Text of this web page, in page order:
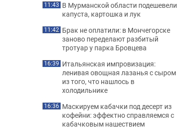
11:43 В Мурманской области подешевели
капуста, картошка и лук
11:42 Брак не оплатили: в Мончегорске
заново переделают разбитый
тротуар у парка Бровцева
16:39 Итальянская импровизация:
ленивая овощная лазанья с сыром
из того, что нашлось в
холодильнике
16:36 Маскируем кабачки под десерт из
кофейни: эффектно справляемся с
кабачковым нашествием